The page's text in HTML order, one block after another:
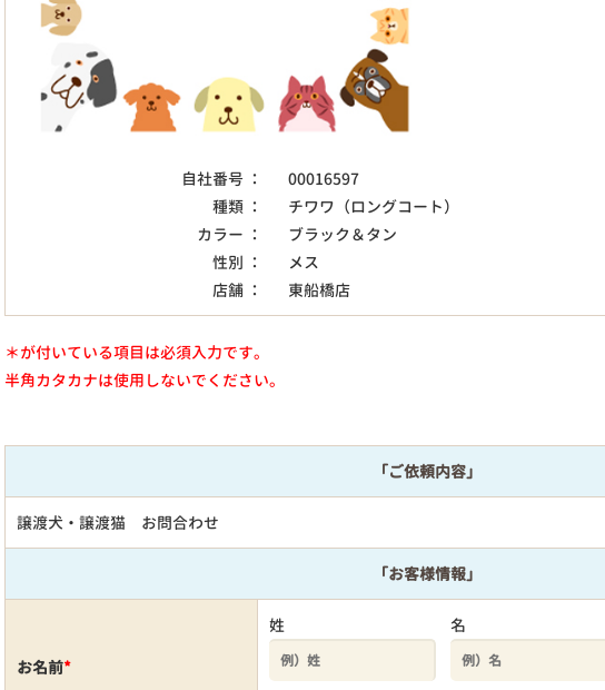
自社番号 ：
00016597
種類 ：
チワワ（ロングコート）
カラー ：
ブラック＆タン
性別 ：
メス
店舗 ：
東船橋店
＊が付いている項目は必須入力です。
半角カタカナは使用しないでください。
「ご依頼内容」
譲渡犬・譲渡猫 お問合わせ
「お客様情報」
お名前*
姓 名